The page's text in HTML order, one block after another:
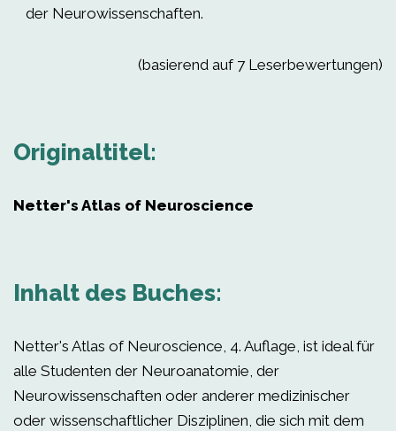
der Neurowissenschaften.
(basierend auf 7 Leserbewertungen)
Originaltitel:
Netter's Atlas of Neuroscience
Inhalt des Buches:
Netter's Atlas of Neuroscience, 4. Auflage, ist ideal für
alle Studenten der Neuroanatomie, der
Neurowissenschaften oder anderer medizinischer
oder wissenschaftlicher Disziplinen, die sich mit dem